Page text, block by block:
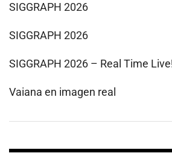
SIGGRAPH 2026
SIGGRAPH 2026
SIGGRAPH 2026 – Real Time
Vaiana en imagen real